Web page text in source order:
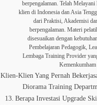
berpengalaman. Telah
klien di Indonesia dan Asia
dari Praktisi, Akademisi
berpengalaman. Materi
disesuaikan dengan
Pembelajaran Pedagogik,
Lembaga Training Provider
Kemenkumham
Klien-Klien Yang Pernah
Diorama Training
Berapa Investasi Upgrade